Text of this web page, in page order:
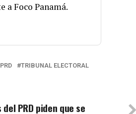
a Foco Panamá.
PRD
TRIBUNAL ELECTORAL
PRD piden que se